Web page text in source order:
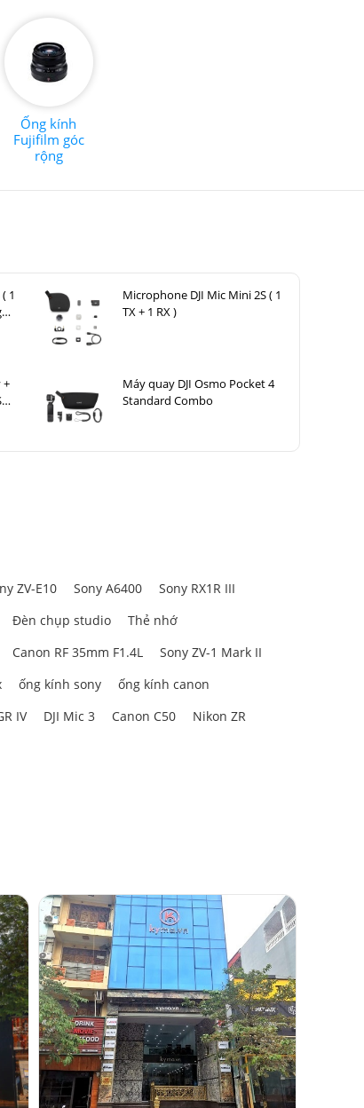
Ống kính
Fujifilm góc
rộng
1
Microphone DJI Mic Mini 2S ( 1
TX + 1 RX )
+
Máy quay DJI Osmo Pocket 4
Standard Combo
ZV-E10 Sony A6400
Sony RX1R III
Đèn chụp studio
Thẻ nhớ
Canon RF 35mm F1.4L
Sony ZV-1 Mark II
ống kính sony
ống kính canon
IV DJI Mic 3 Canon C50
Nikon ZR